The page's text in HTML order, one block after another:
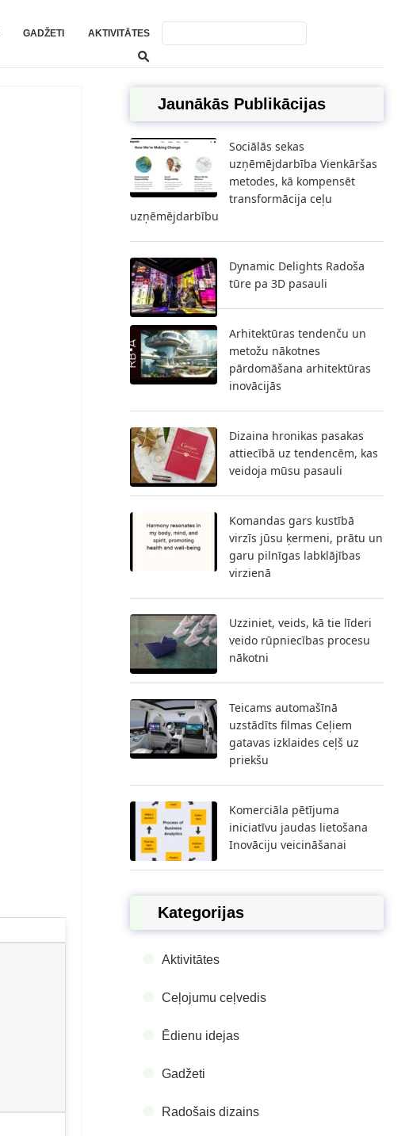
GADŽETI AKTIVITĀTES
Jaunākās Publikācijas
Sociālās sekas
uzņēmējdarbība Vienkāršas
metodes, kā kompensēt
transformācija ceļu
uzņēmējdarbību
Dynamic Delights Radoša
tūre pa 3D pasauli
Arhitektūras tendenču un
metožu nākotnes
pārdomāšana arhitektūras
inovācijās
Dizaina hronikas pasakas
attiecībā uz tendencēm, kas
veidoja mūsu pasauli
Komandas gars kustībā
virzīs jūsu ķermeni, prātu un
garu pilnīgas labklājības
virzienā
Uzziniet, veids, kā tie līderi
veido rūpniecības procesu
nākotni
Teicams automašīnā
uzstādīts filmas Ceļiem
gatavas izklaides ceļš uz
priekšu
Komerciāla pētījuma
iniciatīvu jaudas lietošana
Inovāciju veicināšanai
Kategorijas
Aktivitātes
Ceļojumu ceļvedis
Ēdienu idejas
Gadžeti
Radošais dizains